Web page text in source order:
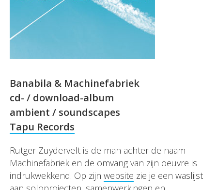
Banabila & Machinefabriek
cd- / download-album
ambient / soundscapes
Tapu Records
Rutger Zuydervelt is de man achter de naam
Machinefabriek en de omvang van zijn oeuvre is
indrukwekkend. Op zijn website zie je een waslijst